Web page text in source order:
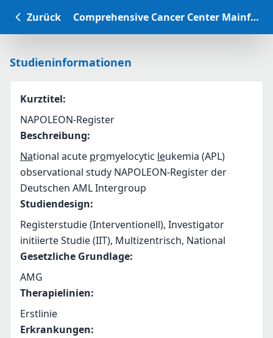
Zurück Comprehensive Cancer Center Mainfranken Studiendatenbank
Studieninformationen
Kurztitel:
NAPOLEON-Register
Beschreibung:
National acute promyelocytic leukemia (APL)
observational study NAPOLEON‐Register der
Deutschen AML Intergroup
Studiendesign:
Registerstudie (Interventionell), Investigator
initiierte Studie (IIT), Multizentrisch, National
Gesetzliche Grundlage:
AMG
Therapielinien:
Erstlinie
Erkrankungen: